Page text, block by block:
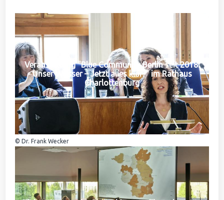
Veranstaltung "Blue Community Berlin seit 2018:
Unser Wasser – Jetzt alles klar?" im Rathaus
Charlottenburg
© Dr. Frank Wecker